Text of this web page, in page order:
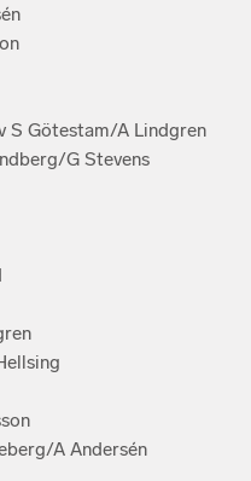
S Götestam/A Lindgren
G Stevens
A Andersén